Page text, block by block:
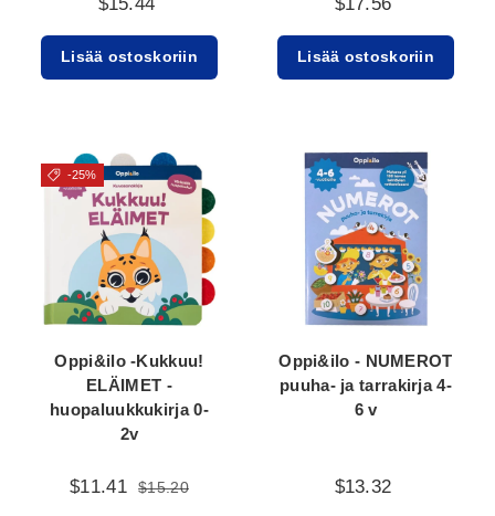
Lisää ostoskoriin Lisää ostoskoriin
-25%
Oppi&ilo -Kukkuu!
ELÄIMET -
huopaluukkukirja 0-
2v
$11.41 $15.20
Oppi&ilo - NUMEROT
puuha- ja tarrakirja 4-
6 v
$13.32